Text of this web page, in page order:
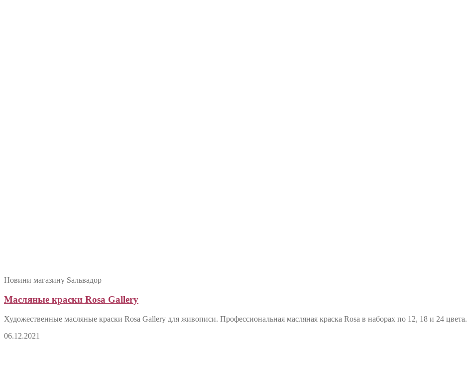
Новини магазину Sальвадор
Масляные краски Rosa Gallery
Художественные масляные краски Rosa Gallery для живописи. Профессиональная масляная краска Rosa в наборах по 12, 18 и 24 цвета.
06.12.2021